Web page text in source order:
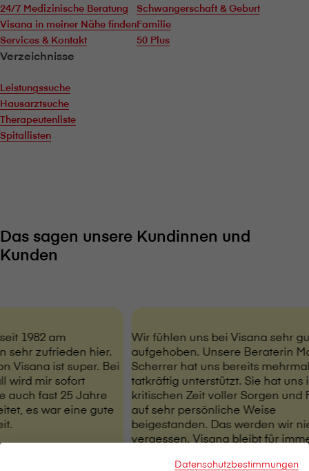
24/7 Medizinische Beratung
V⁠i⁠s⁠a⁠n⁠a in meiner Nähe finden
Services & Kontakt
Schwangerschaft & Geburt
Familie
50 Plus
Verzeichnisse
Leistungssuche
Hausarztsuche
Therapeutenliste
Spitallisten
Das sagen unsere Kundinnen und
Kunden
1982 am
sehr zufrieden hier.
V⁠i⁠s⁠a⁠n⁠a ist super. Bei
wird mir sofort
auch fast 25 Jahre
es war eine gute
Wir fühlen uns bei V⁠i⁠s⁠a⁠n⁠a sehr
aufgehoben. Unsere Beraterin
Scherrer hat uns bereits
tatkräftig unterstützt. Sie hat uns
kritischen Zeit voller Sorgen und
auf sehr persönliche Weise
beigestanden. Das werden wir
vergessen. V⁠i⁠s⁠a⁠n⁠a bleibt für
Datenschutzbestimmungen